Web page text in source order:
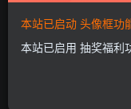
本站已启动 头像框功
本站已启用 抽奖福利